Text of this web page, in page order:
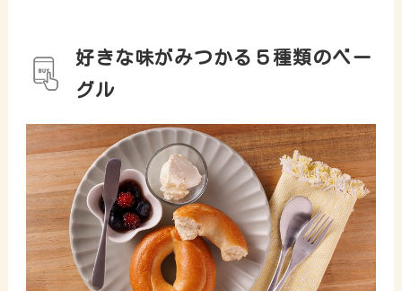
好きな味がみつかる５種類のベー
グル